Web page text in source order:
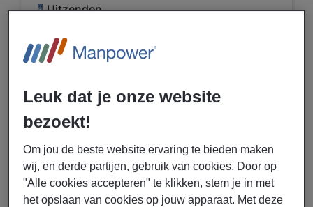
Uitzenden
06/08/2026
Manpower
Logistiek medewerker
Helmond
Leuk dat je onze website
bezoekt!
Om jou de beste website ervaring te bieden maken
wij, en derde partijen, gebruik van cookies. Door op
"Alle cookies accepteren" te klikken, stem je in met
het opslaan van cookies op jouw apparaat. Met deze